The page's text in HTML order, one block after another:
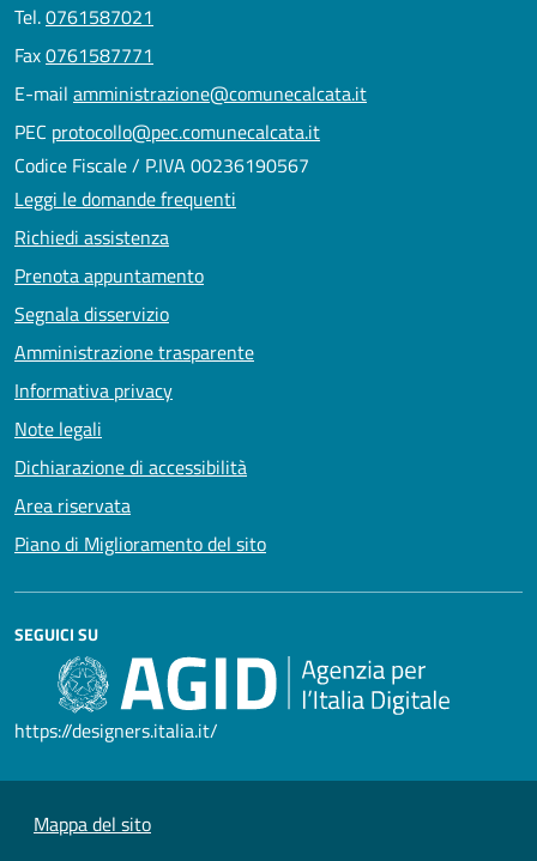
Tel.0761587021
Fax0761587771
E-mail amministrazione@comunecalcata.it
PEC protocollo@pec.comunecalcata.it
Codice Fiscale / P.IVA 00236190567
Leggi le domande frequenti
Richiedi assistenza
Prenota appuntamento
Segnala disservizio
Amministrazione trasparente
Informativa privacy
Note legali
Dichiarazione di accessibilità
Area riservata
Piano di Miglioramento del sito
SEGUICI SU
https://designers.italia.it/
Mappa del sito